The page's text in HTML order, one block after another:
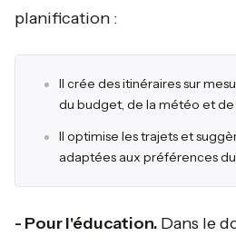
planification :
Il crée des itinéraires sur
du budget, de la météo et de
Il optimise les trajets et
adaptées aux préférences
- Pour l'éducation. Dans le